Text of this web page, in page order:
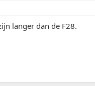
langer dan de F28.